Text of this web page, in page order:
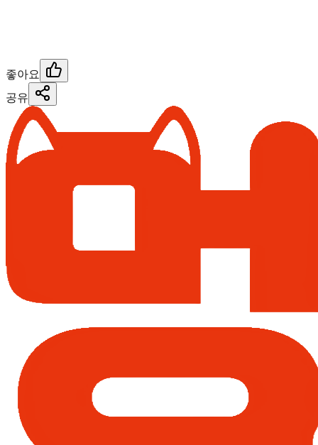
좋아요
공유